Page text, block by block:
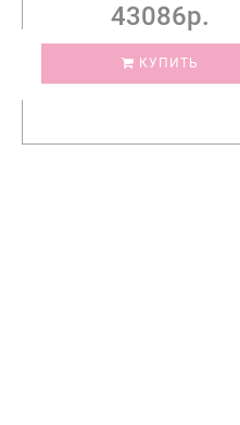
43086р.
КУПИТЬ